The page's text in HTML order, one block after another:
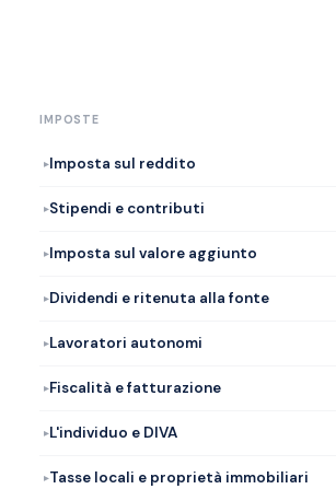
IMPOSTE
Imposta sul reddito
Stipendi e contributi
Imposta sul valore aggiunto
Dividendi e ritenuta alla fonte
Lavoratori autonomi
Fiscalità e fatturazione
L'individuo e DIVA
Tasse locali e proprietà immobiliari